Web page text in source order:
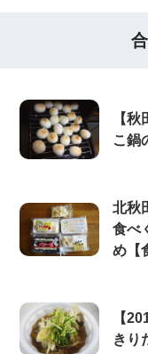
【
こ鍋
北秋
食べ
め【
【
きり